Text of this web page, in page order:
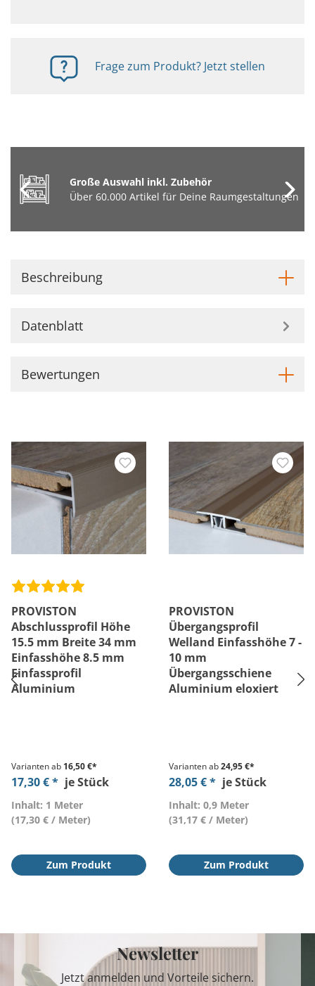
Frage zum Produkt? Jetzt stellen
Große Auswahl inkl. Zubehör
Über 60.000 Artikel für Deine Raumgestaltungen
Beschreibung
Datenblatt
Bewertungen
PROVISTON
Abschlussprofil Höhe
15.5 mm Breite 34 mm
Einfasshöhe 8.5 mm
Einfassprofil
Aluminium
Varianten ab 16,50 €*
17,30 € * je Stück
Inhalt: 1 Meter
(17,30 € / Meter)
Zum Produkt
PROVISTON
Übergangsprofil
Welland Einfasshöhe 7 -
10 mm
Übergangsschiene
Aluminium eloxiert
Varianten ab24,95 €*
28,05 € * je Stück
Inhalt: 0,9 Meter
(31,17 € / Meter)
Zum Produkt
Newsletter
Jetzt anmelden und Vorteile sichern.